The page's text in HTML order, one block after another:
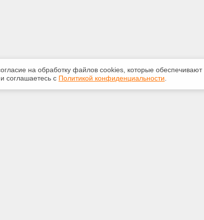
на обработку файлов сооkiеs, которые обеспечивают
соглашаетесь с Политикой конфиденциальности